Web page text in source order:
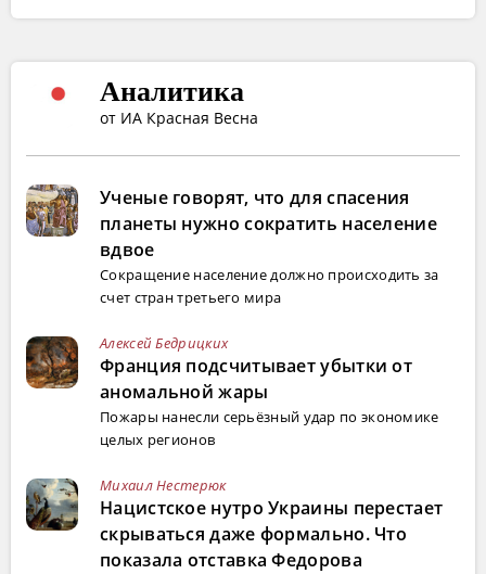
Аналитика
от ИА Красная Весна
Ученые говорят, что для спасения
планеты нужно сократить население
вдвое
Сокращение население должно происходить за
счет стран третьего мира
Алексей Бедрицких
Франция подсчитывает убытки от
аномальной жары
Пожары нанесли серьёзный удар по экономике
целых регионов
Михаил Нестерюк
Нацистское нутро Украины перестает
скрываться даже формально. Что
показала отставка Федорова